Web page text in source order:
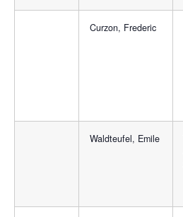
Curzon, Frederic
Waldteufel, Emile